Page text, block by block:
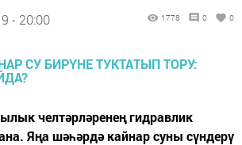
- 20:00 1778 0 0
челтәрләренең гидравлик
Яңа шәһәрдә кайнар суны сүндерү